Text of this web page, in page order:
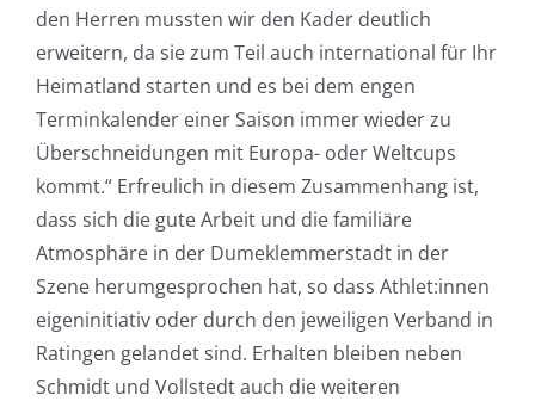
den Herren mussten wir den Kader deutlich
erweitern, da sie zum Teil auch international für Ihr
Heimatland starten und es bei dem engen
Terminkalender einer Saison immer wieder zu
Überschneidungen mit Europa- oder Weltcups
kommt.“ Erfreulich in diesem Zusammenhang ist,
dass sich die gute Arbeit und die familiäre
Atmosphäre in der Dumeklemmerstadt in der
Szene herumgesprochen hat, so dass Athlet:innen
eigeninitiativ oder durch den jeweiligen Verband in
Ratingen gelandet sind. Erhalten bleiben neben
Schmidt und Vollstedt auch die weiteren